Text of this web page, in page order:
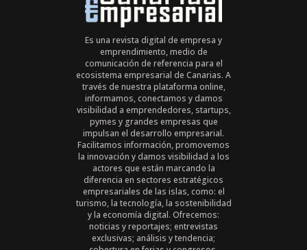
Es una revista digital de empresa y
emprendimiento, medio de
comunicación de referencia para el
ecosistema empresarial de Canarias. A
través de nuestra plataforma online,
informamos, conectamos y damos
visibilidad a emprendedores, startups,
pymes y grandes empresas que
impulsan el desarrollo empresarial.
Facilitamos información, promovemos
la innovación y damos visibilidad a los
actores que están marcando la
diferencia en sectores estratégicos
empresariales de las islas, como: el
turismo, la tecnología, la sostenibilidad
y la economía digital. Ofrecemos:
noticias y reportajes; entrevistas
exclusivas; análisis y tendencia;